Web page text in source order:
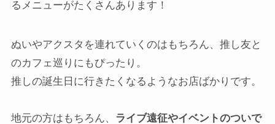
るメニューがたくさんあります！
ぬいやアクスタを連れていくのはもちろん、推し友と
のカフェ巡りにもぴったり。
推しの誕生日に行きたくなるようなお店ばかりです。
地元の方はもちろん、 ライブ遠征やイベントのついで